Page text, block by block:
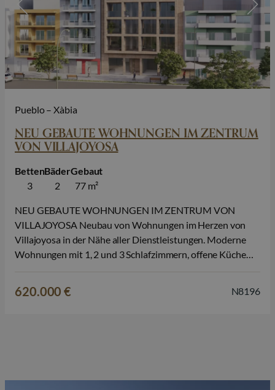
Pueblo – Xàbia
NEU GEBAUTE WOHNUNGEN IM ZENTRUM
VON VILLAJOYOSA
3
Betten
2
Bäder
77 m²
Gebaut
NEU GEBAUTE WOHNUNGEN IM ZENTRUM VON
VILLAJOYOSA Neubau von Wohnungen im Herzen von
Villajoyosa in der Nähe aller Dienstleistungen. Moderne
Wohnungen mit 1, 2 und 3 Schlafzimmern, offene Küche
Aufzug, Social Club, Gemeinschaft Solarium mit dem
620.000 € N8196